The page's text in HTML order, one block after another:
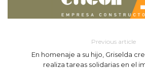
Previous article
En homenaje a su hijo, Griselda
realiza tareas solidarias en el